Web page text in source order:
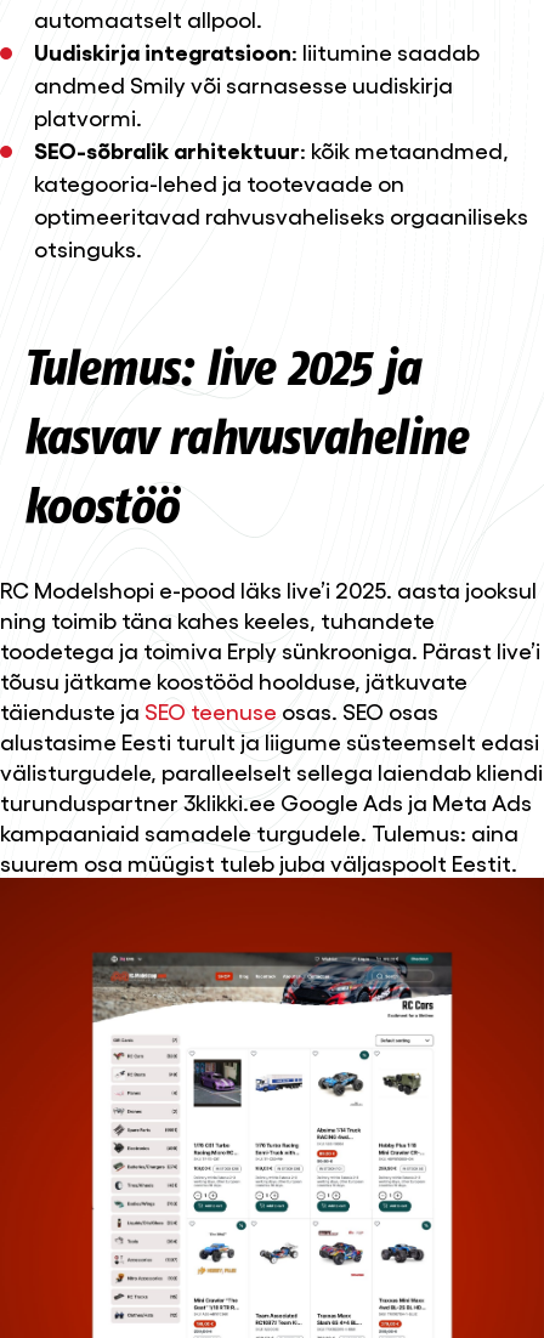
automaatselt allpool.
Uudiskirja integratsioon: liitumine saadab
andmed Smily või sarnasesse uudiskirja
platvormi.
SEO-sõbralik arhitektuur: kõik metaandmed,
kategooria-lehed ja tootevaade on
optimeeritavad rahvusvaheliseks orgaaniliseks
otsinguks.
Tulemus: live 2025 ja
kasvav rahvusvaheline
koostöö
RC Modelshopi e-pood läks live’i 2025. aasta jooksul
ning toimib täna kahes keeles, tuhandete
toodetega ja toimiva Erply sünkrooniga. Pärast live’i
tõusu jätkame koostööd hoolduse, jätkuvate
täienduste ja SEO teenuse osas. SEO osas
alustasime Eesti turult ja liigume süsteemselt edasi
välisturgudele, paralleelselt sellega laiendab kliendi
turunduspartner 3klikki.ee Google Ads ja Meta Ads
kampaaniaid samadele turgudele. Tulemus: aina
suurem osa müügist tuleb juba väljaspoolt Eestit.